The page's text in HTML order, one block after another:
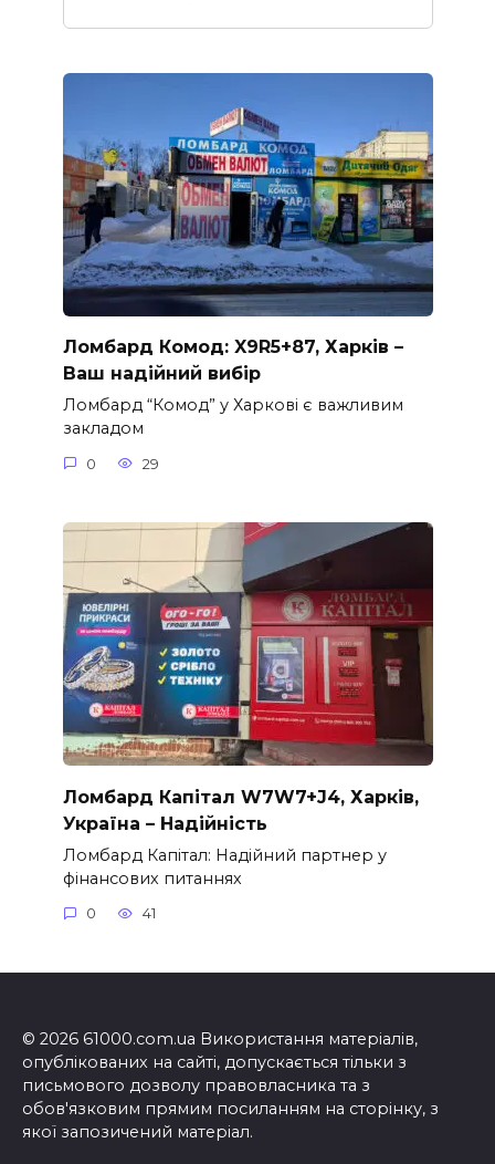
Ломбард Комод: X9R5+87, Харків –
Ваш надійний вибір
Ломбард “Комод” у Харкові є важливим
закладом
0 29
Ломбард Капітал W7W7+J4, Харків,
Україна – Надійність
Ломбард Капітал: Надійний партнер у
фінансових питаннях
0 41
© 2026 61000.com.ua Використання матеріалів,
опублікованих на сайті, допускається тільки з
письмового дозволу правовласника та з
обов'язковим прямим посиланням на сторінку, з
якої запозичений матеріал.